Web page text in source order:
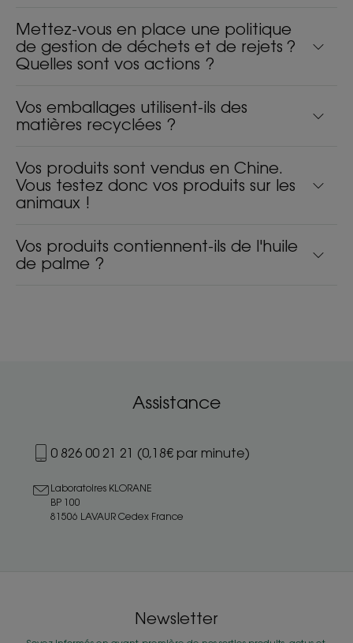
Mettez-vous en place une politique
de gestion de déchets et de rejets ?
Quelles sont vos actions ?
Vos emballages utilisent-ils des
matières recyclées ?
Vos produits sont vendus en Chine.
Vous testez donc vos produits sur les
animaux !
Vos produits contiennent-ils de l'huile
de palme ?
Assistance
0 826 00 21 21 (0,18€ par minute)
Laboratoires KLORANE
BP 100
81506 LAVAUR Cedex France
Newsletter